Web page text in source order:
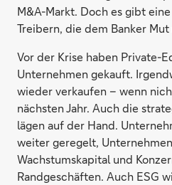
M&A-Markt. Doch es gibt
Treibern, die dem Banker Mut
Vor der Krise haben Private-
Unternehmen gekauft.
wieder verkaufen – wenn
nächsten Jahr. Auch die
lägen auf der Hand.
weiter geregelt,
Wachstumskapital und
Randgeschäften. Auch ESG